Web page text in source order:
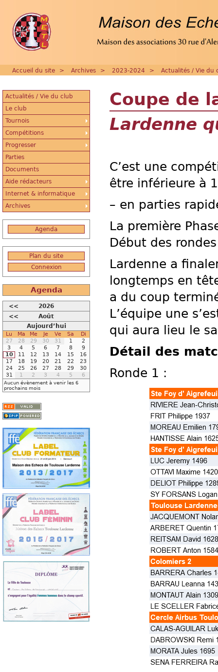
Accueil du site > Archives > 2023-2024 > Actualités / Vie du
Coupe de
Lardenne
C’est une
être inférieure à
– en parties
La première
Début des
Lardenne a
longtemps en
a du coup
L’équipe une
qui aura lieu le
Détail des
Ronde 1 :
Actualités / Vie du club
Le club
Tournois
Compétitions
Progresser
Parties
Documents
Aide rédacteurs
Internet & informatique
Archives
Agenda
Plan du site
Connexion
Agenda
<<
2026
<<
Août
Aujourd’hui
Lu Ma Me Je Ve Sa
Di
27
28 29 30 31 1
2
3
4 5 6 7 8
9
10
11 12 13 14 15
16
17
18 19 20 21 22
23
24
25 26 27 28 29
30
31
1 2 3 4 5 6
Aucun évènement à venir les 6
prochains mois